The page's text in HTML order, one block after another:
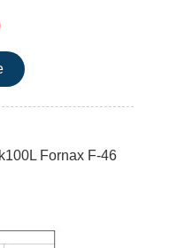
Fornax F-46